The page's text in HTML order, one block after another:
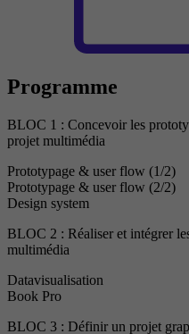
Programme
BLOC 1 : Concevoir les
projet multimédia
Prototypage & user flow (1/2)
Prototypage & user flow (2/2)
Design system
BLOC 2 : Réaliser et intégrer
multimédia
Datavisualisation
Book Pro
BLOC 3 : Définir un projet